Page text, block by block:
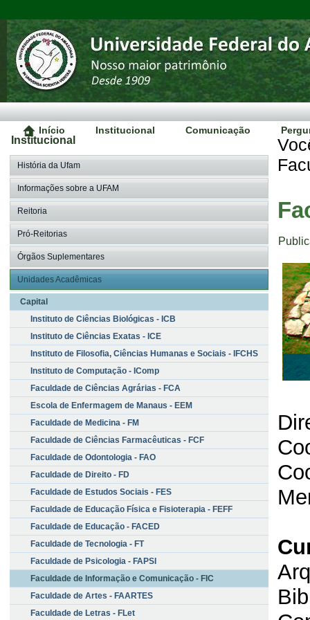
Início Institucional Comunicação
Institucional
História da Ufam
Informações sobre a UFAM
Reitoria
Pró-Reitorias
Órgãos Suplementares
Unidades Acadêmicas
Capital
Instituto de Ciências Biológicas - ICB
Instituto de Ciências Exatas - ICE
Instituto de Filosofia, Ciências Humanas e Sociais - IFCHS
Instituto de Computação - IComp
Faculdade de Ciências Agrárias - FCA
Escola de Enfermagem de Manaus - EEM
Faculdade de Medicina - FM
Faculdade de Ciências Farmacêuticas - FCF
Faculdade de Odontologia - FAO
Faculdade de Direito - FD
Faculdade de Estudos Sociais - FES
Faculdade de Educação Física e Fisioterapia - FEFF
Faculdade de Educação - FACED
Faculdade de Tecnologia - FT
Faculdade de Psicologia - FAPSI
Faculdade de Informação e Comunicação - FIC
Faculdade de Artes - FAARTES
Faculdade de Letras - FLet